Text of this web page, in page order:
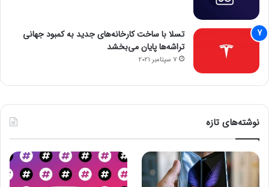
تسلا با ساخت کارخانه‌های جدید به کمبود جهانی
تراشه‌ها پایان می‌بخشد
7 سپتامبر 2021
نوشته‌های تازه